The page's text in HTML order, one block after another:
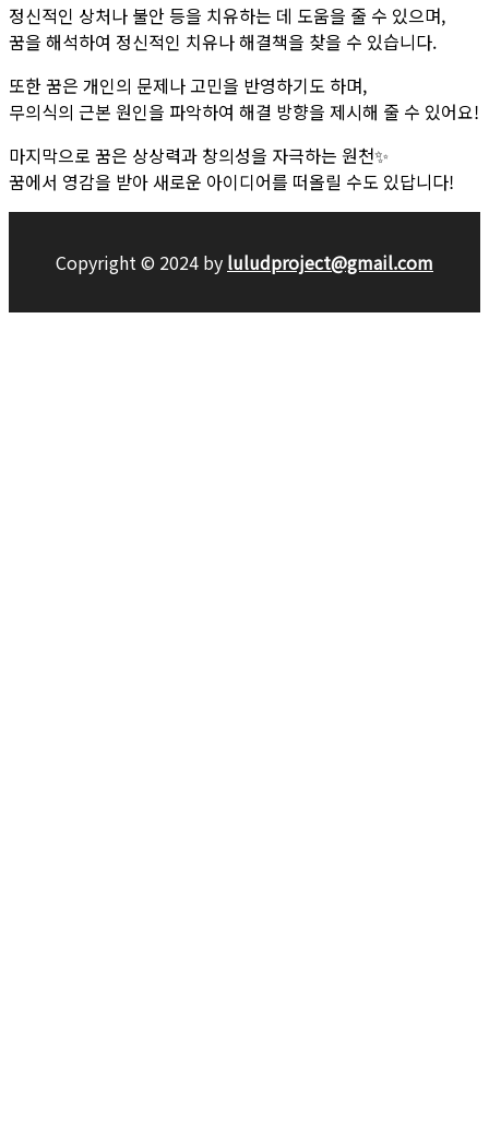
정신적인 상처나 불안 등을 치유하는 데 도움을 줄 수 있으며,
꿈을 해석하여 정신적인 치유나 해결책을 찾을 수 있습니다.
또한 꿈은 개인의 문제나 고민을 반영하기도 하며,
무의식의 근본 원인을 파악하여 해결 방향을 제시해 줄 수 있어요!
마지막으로 꿈은 상상력과 창의성을 자극하는 원천✨
꿈에서 영감을 받아 새로운 아이디어를 떠올릴 수도 있답니다!
Copyright © 2024 by luludproject@gmail.com